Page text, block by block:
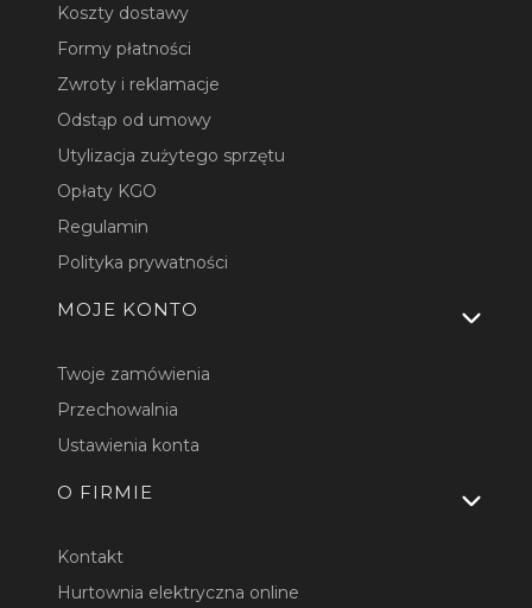
Koszty dostawy
Formy płatności
Zwroty i reklamacje
Odstąp od umowy
Utylizacja zużytego sprzętu
Opłaty KGO
Regulamin
Polityka prywatności
MOJE KONTO
Twoje zamówienia
Przechowalnia
Ustawienia konta
O FIRMIE
Kontakt
Hurtownia elektryczna online